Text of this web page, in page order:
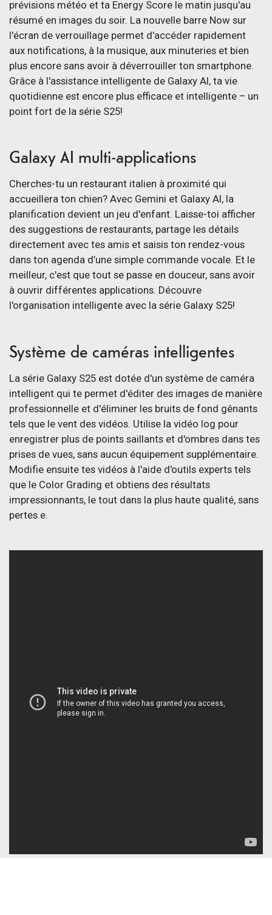
prévisions météo et ta Energy Score le matin jusqu'au
résumé en images du soir. La nouvelle barre Now sur
l'écran de verrouillage permet d'accéder rapidement
aux notifications, à la musique, aux minuteries et bien
plus encore sans avoir à déverrouiller ton smartphone.
Grâce à l'assistance intelligente de Galaxy AI, ta vie
quotidienne est encore plus efficace et intelligente – un
point fort de la série S25!
Galaxy AI multi-applications
Cherches-tu un restaurant italien à proximité qui
accueillera ton chien? Avec Gemini et Galaxy AI, la
planification devient un jeu d'enfant. Laisse-toi afficher
des suggestions de restaurants, partage les détails
directement avec tes amis et saisis ton rendez-vous
dans ton agenda d’une simple commande vocale. Et le
meilleur, c'est que tout se passe en douceur, sans avoir
à ouvrir différentes applications. Découvre
l'organisation intelligente avec la série Galaxy S25!
Système de caméras intelligentes
La série Galaxy S25 est dotée d'un système de caméra
intelligent qui te permet d'éditer des images de manière
professionnelle et d'éliminer les bruits de fond gênants
tels que le vent des vidéos. Utilise la vidéo log pour
enregistrer plus de points saillants et d'ombres dans tes
prises de vues, sans aucun équipement supplémentaire.
Modifie ensuite tes vidéos à l'aide d'outils experts tels
que le Color Grading et obtiens des résultats
impressionnants, le tout dans la plus haute qualité, sans
pertes.e.